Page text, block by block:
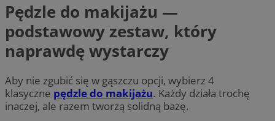
Pędzle do makijażu —
podstawowy zestaw, który
naprawdę wystarczy
Aby nie zgubić się w gąszczu opcji, wybierz 4
klasyczne pędzle do makijażu. Każdy działa trochę
inaczej, ale razem tworzą solidną bazę.